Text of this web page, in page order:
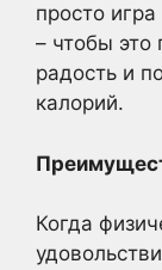
просто
– чтобы
радость и
калорий.
Когда